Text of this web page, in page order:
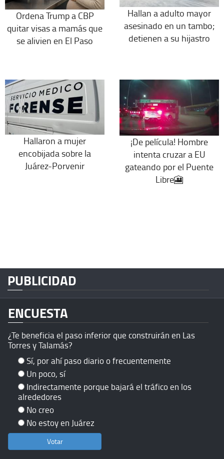
Ordena Trump a CBP
quitar visas a mamás que
se alivien en El Paso
Hallan a adulto mayor
asesinado en un tambo;
detienen a su hijastro
Hallaron a mujer
encobijada sobre la
Juárez-Porvenir
¡De película! Hombre
intenta cruzar a EU
gateando por el Puente
Libre🎦
PUBLICIDAD
ENCUESTA
¿Te beneficia el paso inferior que construirán en Las
Torres y Talamás?
Sí, por ahí paso diario o frecuentemente
Un poco, sí
Indirectamente porque bajará el tráfico en los
alrededores
No creo
No estoy en Juárez